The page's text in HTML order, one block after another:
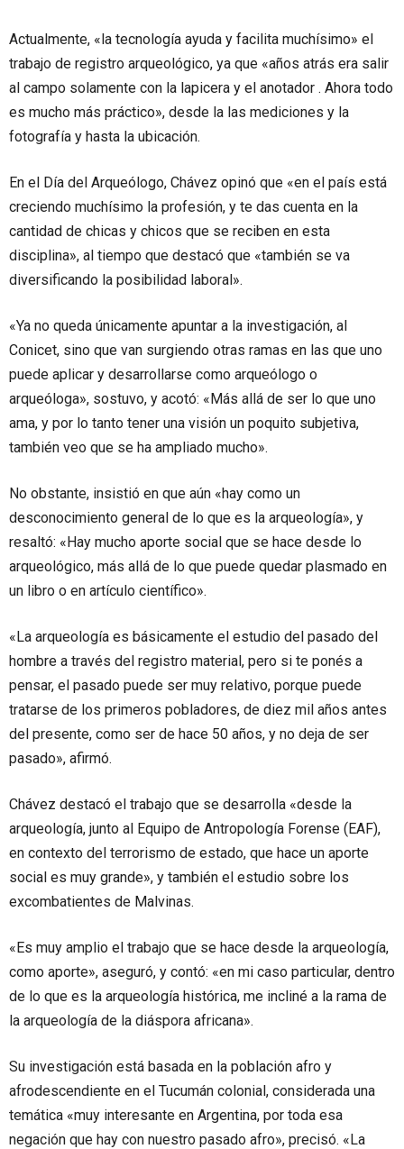
Actualmente, «la tecnología ayuda y facilita muchísimo» el
trabajo de registro arqueológico, ya que «años atrás era salir
al campo solamente con la lapicera y el anotador . Ahora todo
es mucho más práctico», desde la las mediciones y la
fotografía y hasta la ubicación.
En el Día del Arqueólogo, Chávez opinó que «en el país está
creciendo muchísimo la profesión, y te das cuenta en la
cantidad de chicas y chicos que se reciben en esta
disciplina», al tiempo que destacó que «también se va
diversificando la posibilidad laboral».
«Ya no queda únicamente apuntar a la investigación, al
Conicet, sino que van surgiendo otras ramas en las que uno
puede aplicar y desarrollarse como arqueólogo o
arqueóloga», sostuvo, y acotó: «Más allá de ser lo que uno
ama, y por lo tanto tener una visión un poquito subjetiva,
también veo que se ha ampliado mucho».
No obstante, insistió en que aún «hay como un
desconocimiento general de lo que es la arqueología», y
resaltó: «Hay mucho aporte social que se hace desde lo
arqueológico, más allá de lo que puede quedar plasmado en
un libro o en artículo científico».
«La arqueología es básicamente el estudio del pasado del
hombre a través del registro material, pero si te ponés a
pensar, el pasado puede ser muy relativo, porque puede
tratarse de los primeros pobladores, de diez mil años antes
del presente, como ser de hace 50 años, y no deja de ser
pasado», afirmó.
Chávez destacó el trabajo que se desarrolla «desde la
arqueología, junto al Equipo de Antropología Forense (EAF),
en contexto del terrorismo de estado, que hace un aporte
social es muy grande», y también el estudio sobre los
excombatientes de Malvinas.
«Es muy amplio el trabajo que se hace desde la arqueología,
como aporte», aseguró, y contó: «en mi caso particular, dentro
de lo que es la arqueología histórica, me incliné a la rama de
la arqueología de la diáspora africana».
Su investigación está basada en la población afro y
afrodescendiente en el Tucumán colonial, considerada una
temática «muy interesante en Argentina, por toda esa
negación que hay con nuestro pasado afro», precisó. «La